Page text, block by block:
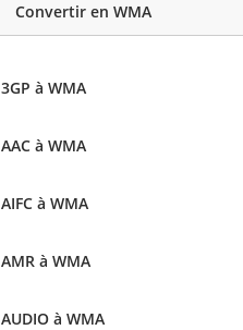
Convertir en WMA
3GP à WMA
AAC à WMA
AIFC à WMA
AMR à WMA
AUDIO à WMA